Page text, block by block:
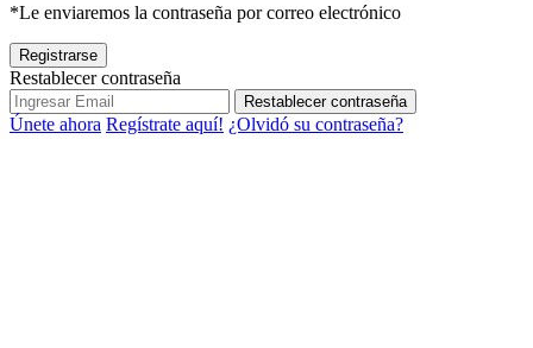
*Le enviaremos la contraseña por correo electrónico
Registrarse
Restablecer contraseña
Restablecer contraseña
Únete ahora Regístrate aquí! ¿Olvidó su contraseña?